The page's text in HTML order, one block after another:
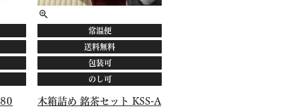
常温便
送料無料
包装可
のし可
木箱詰め 銘茶セット KSS-A